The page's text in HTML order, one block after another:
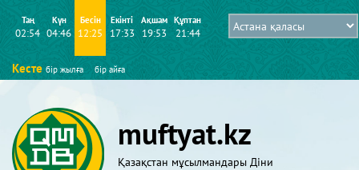
Таң
02:54
Күн
04:46
Бесін
12:25
Екінті
17:33
Ақшам
19:53
Құптан
21:44
Кесте бір жылға бір айға
muftyat.kz
Қазақстан мұсылмандары Діни